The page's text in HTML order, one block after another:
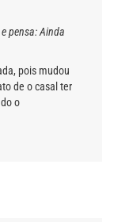
pensa: Ainda
pois mudou
de o casal ter
o